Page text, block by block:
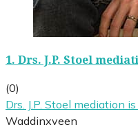
1. Drs. J.P. Stoel
(0)
Drs. J.P. Stoel mediation
Waddinxveen